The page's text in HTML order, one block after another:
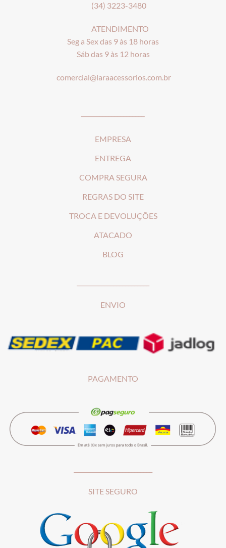
(34) 3223-3480
ATENDIMENTO
Seg a Sex das 9 às 18 horas
Sáb das 9 às 12 horas
comercial@laraacessorios.com.br
EMPRESA
ENTREGA
COMPRA SEGURA
REGRAS DO SITE
TROCA E DEVOLUÇÕES
ATACADO
BLOG
ENVIO
PAGAMENTO
SITE SEGURO